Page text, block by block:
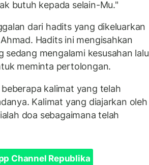
butuh kepada selain-Mu."
dari hadits yang dikeluarkan
Hadits ini mengisahkan
sedang mengalami kesusahan lalu
meminta pertolongan.
kalimat yang telah
Kalimat yang diajarkan oleh
doa sebagaimana telah
Channel Republika